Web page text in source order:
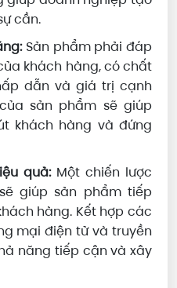
cần.
Sản phẩm phải đáp
khách hàng, có chất
dẫn và giá trị cạnh
sản phẩm sẽ giúp
khách hàng và đứng
quả:Một chiến lược
giúp sản phẩm tiếp
hàng. Kết hợp các
mại điện tử và truyền
năng tiếp cận và xây